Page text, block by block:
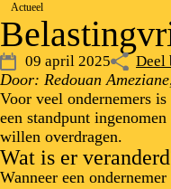
Actueel
09 april 2025 Deel
Door: Redouan
Voor veel ondernemers
een standpunt
willen overdragen.
Wat is er
Wanneer een